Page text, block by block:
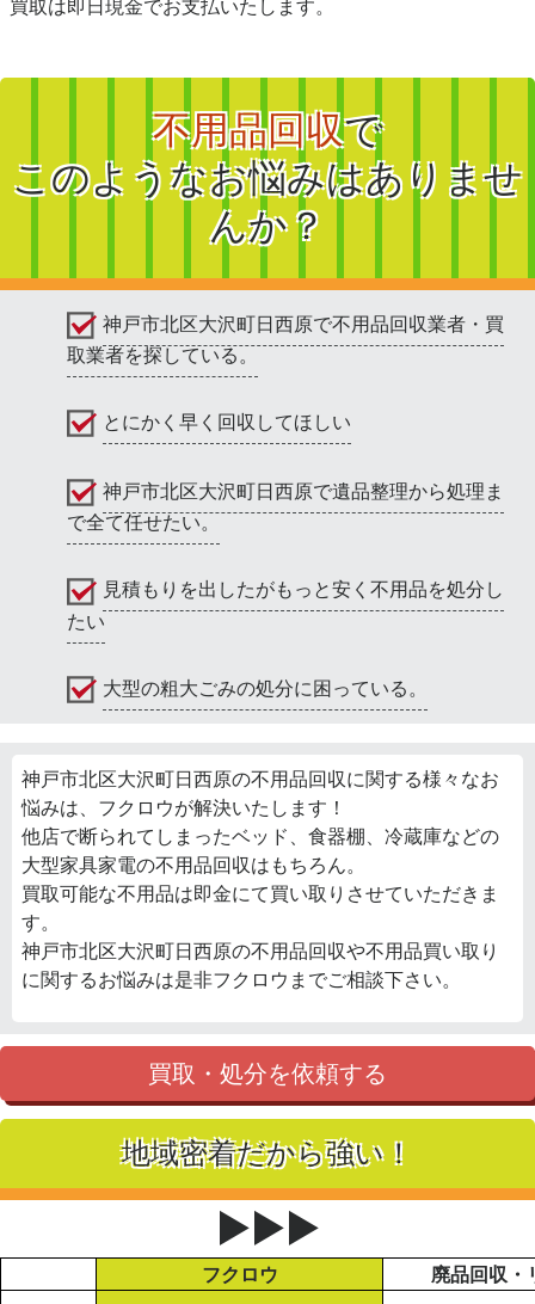
買取は即日現金でお支払いたします。
不用品回収で
このようなお悩みはありませ
んか？
神戸市北区大沢町日西原で不用品回収業者・買
取業者を探している。
とにかく早く回収してほしい
神戸市北区大沢町日西原で遺品整理から処理ま
で全て任せたい。
見積もりを出したがもっと安く不用品を処分し
たい
大型の粗大ごみの処分に困っている。
神戸市北区大沢町日西原の不用品回収に関する様々なお
悩みは、フクロウが解決いたします！
他店で断られてしまったベッド、食器棚、冷蔵庫などの
大型家具家電の不用品回収はもちろん。
買取可能な不用品は即金にて買い取りさせていただきま
す。
神戸市北区大沢町日西原の不用品回収や不用品買い取り
に関するお悩みは是非フクロウまでご相談下さい。
買取・処分を依頼する
地域密着だから強い！
▶▶▶
フクロウ 廃品回収・